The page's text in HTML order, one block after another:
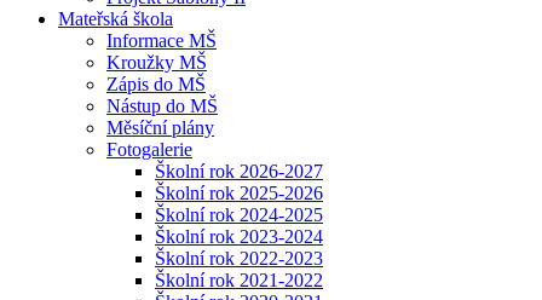
Mateřská škola
Informace MŠ
Kroužky MŠ
Zápis do MŠ
Nástup do MŠ
Měsíční plány
Fotogalerie
Školní rok 2026-2027
Školní rok 2025-2026
Školní rok 2024-2025
Školní rok 2023-2024
Školní rok 2022-2023
Školní rok 2021-2022